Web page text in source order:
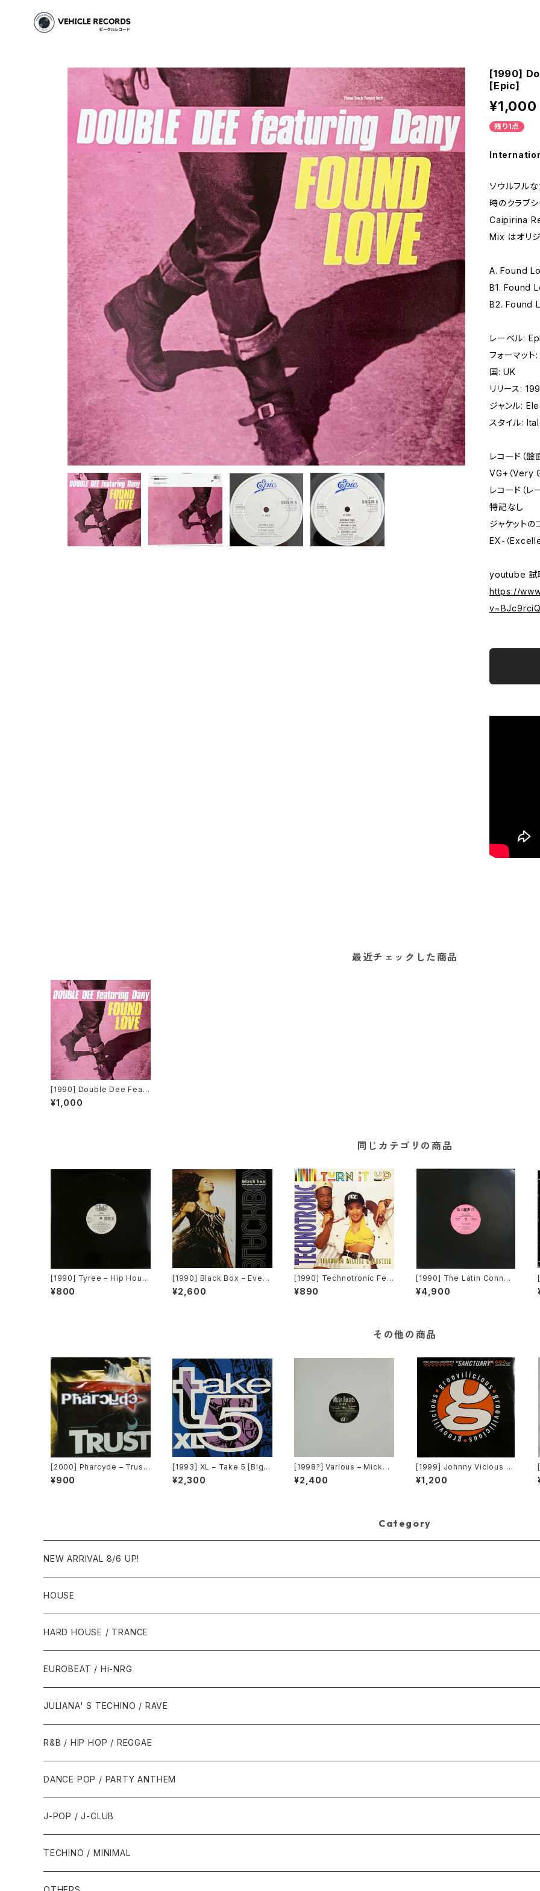
[1990]
[Epic]
¥1,000
残り1点
ソウルフル
時のクラブ
Caipirina
Mix はオリ
A. Found
B1. Found
B2. Found
レーベル:
フォーマッ
国: UK
リリース:
ジャンル:
スタイル:
レコード（盤
VG+（Very
レコード（レ
特記なし
ジャケットの
EX-（
youtube 試
https://
最近チェックした商品
[1990] Double Dee Featu
ring Dany – Found Love
[Epic]
¥1,000
同じカテゴリの商品
[1990] Tyree – Hip Hous
e Is The Style [D.J. Inter
national Records]
¥800
[1990] Black Box – Every
body, Everybody [Decon
struction]
¥2,600
[1990] Technotronic Fea
turing Melissa & Einstein
– Turn It Up [Swanyard R
¥890
[1990] The Latin Connec
tion Featuring Angel – Va
mos [In Groove Records]
¥4,900
その他の商品
[2000] Pharcyde – Trust
[Edel America Records]
¥900
[1993] XL – Take 5 [Big T
ime International]
¥2,300
[1998?] Various – Micky
Records Vol.41 [Micky R
ecords.][PROMO]
¥2,400
[1999] Johnny Vicious F
eat. Dangerous Dave – S
anctuary [Groovilicious]
¥1,200
Category
NEW ARRIVAL 8/6 UP!
HOUSE
1980年代
1987年・以前
1988年
1990年代
1990年
1991年
2000年代
2000年
2001年
2010年代
2010年
2011年
HARD HOUSE / TRANCE
1990年代
1994年・以前
1995年
2000年代
2000年
2001年
EUROBEAT / Hi-NRG
1980年代
1986年・以前
1987年
1990年代
1990年
1991年
2000年代
JULIANA' S TECHINO / RAVE
1990年代
1990年
1991年
2000年代
2000年
2001年
R&B / HIP HOP / REGGAE
1980年代
1985年・以前
1986年
1990年代
1990年
1991年
2000年代
2000年
DANCE POP / PARTY ANTHEM
1980年代
1988年・以前
1989年
1990年代
1990年
J-POP / J-CLUB
1980年代
TECHINO / MINIMAL